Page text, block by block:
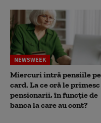
NEWSWEEK
Miercuri intră pensiile pe
card. La ce oră le primesc
pensionarii, în funcție de
banca la care au cont?